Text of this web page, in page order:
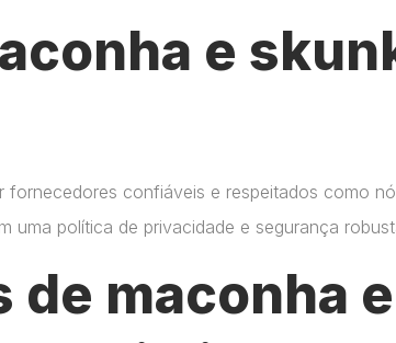
e
confiáveis e respeitados como
uma política de privacidade e segurança
de maconha